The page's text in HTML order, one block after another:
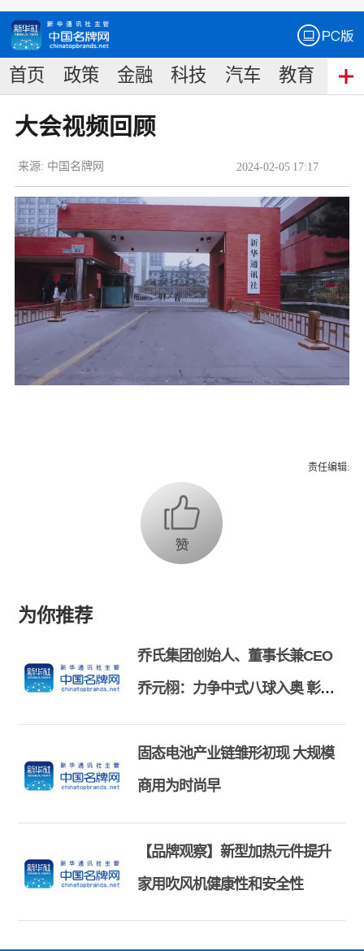
首页 政策 金融 科技 汽车 教育 食
大会视频回顾
2024-02-05 17:17
来源: 中国名牌网
责任编辑:
为你推荐
乔氏集团创始人、董事长兼CEO
乔元栩：力争中式八球入奥 彰显
固态电池产业链雏形初现 大规模
商用为时尚早
【品牌观察】新型加热元件提升
家用吹风机健康性和安全性